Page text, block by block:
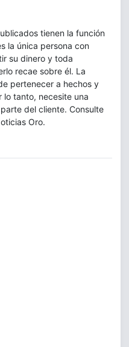
tienen la función
la única persona con
su dinero y toda
recae sobre él. La
pertenecer a hechos y
tanto, necesite una
del cliente. Consulte
Oro.